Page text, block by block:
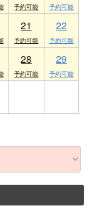
21 22
28 29